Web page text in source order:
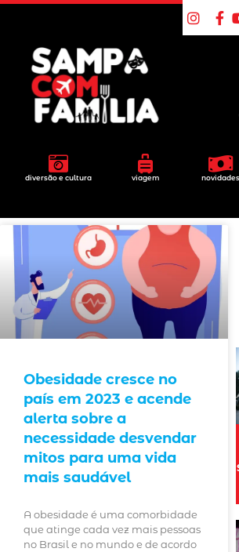
diversão e cultura viagem novidades
Obesidade cresce no
país em 2023 e acende
alerta sobre a
necessidade desvendar
mitos para uma vida
mais saudável
A obesidade é uma comorbidade
que atinge cada vez mais pessoas
no Brasil e no mundo e de acordo